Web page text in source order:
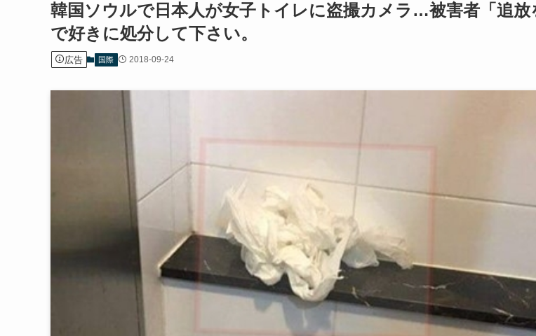
韓国ソウルで日本人が女子トイレに盗撮カメラ…被害者「追
で好きに処分して下さい。
広告 国際 2018-09-24